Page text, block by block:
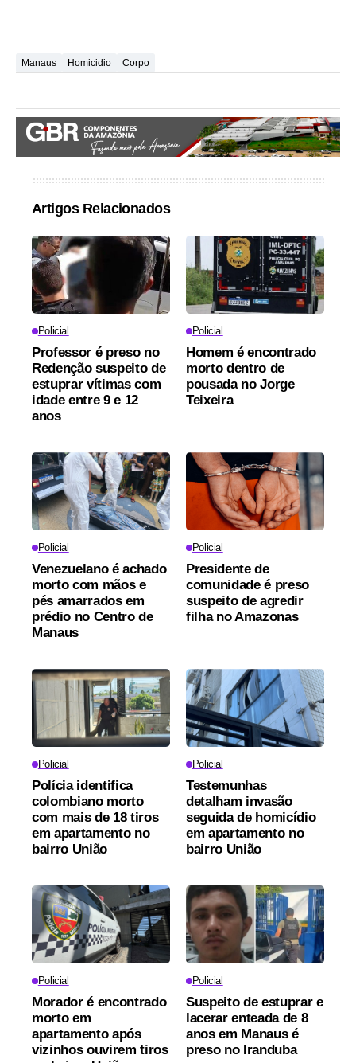
Manaus Homicidio Corpo
Artigos Relacionados
Policial
Professor é preso no
Redenção suspeito de
estuprar vítimas com
idade entre 9 e 12
anos
Policial
Homem é encontrado
morto dentro de
pousada no Jorge
Teixeira
Policial
Venezuelano é achado
morto com mãos e
pés amarrados em
prédio no Centro de
Manaus
Policial
Presidente de
comunidade é preso
suspeito de agredir
filha no Amazonas
Policial
Polícia identifica
colombiano morto
com mais de 18 tiros
em apartamento no
bairro União
Policial
Testemunhas
detalham invasão
seguida de homicídio
em apartamento no
bairro União
Policial
Morador é encontrado
morto em
apartamento após
vizinhos ouvirem tiros
Policial
Suspeito de estuprar e
lacerar enteada de 8
anos em Manaus é
preso no Iranduba